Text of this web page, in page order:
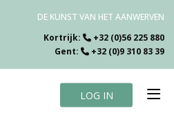
DE KUNST VAN HET AANWERVEN
Kortrijk:
+32 (0)56 225 880
Gent:
+32 (0)9 310 83 39
LOG IN